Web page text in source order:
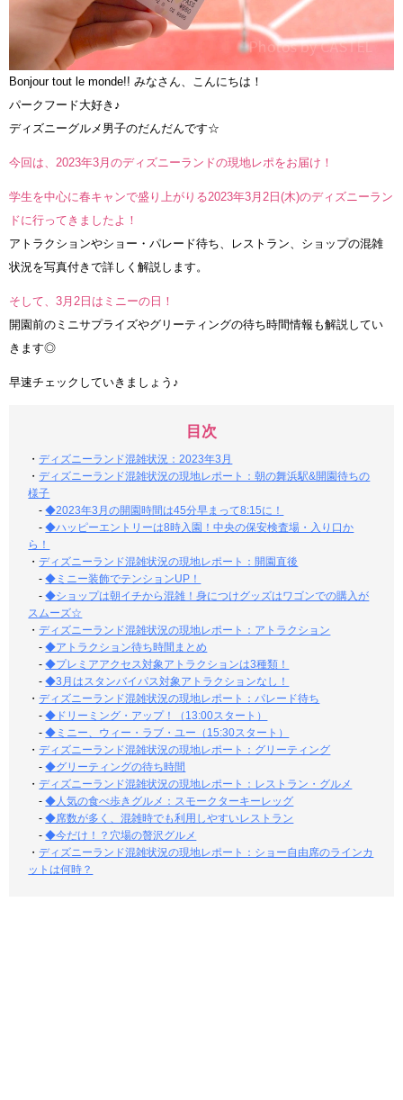
Bonjour tout le monde!! みなさん、こんにちは！
パークフード大好き♪
ディズニーグルメ男子のだんだんです☆
今回は、2023年3月のディズニーランドの現地レポをお届け！
学生を中心に春キャンで盛り上がりる2023年3月2日(木)のディズニーラン
ドに行ってきましたよ！
アトラクションやショー・パレード待ち、レストラン、ショップの混雑
状況を写真付きで詳しく解説します。
そして、3月2日はミニーの日！
開園前のミニサプライズやグリーティングの待ち時間情報も解説してい
きます◎
早速チェックしていきましょう♪
目次
・ディズニーランド混雑状況：2023年3月
・ディズニーランド混雑状況の現地レポート：朝の舞浜駅&開園待ちの
様子
-◆2023年3月の開園時間は45分早まって8:15に！
-◆ハッピーエントリーは8時入園！中央の保安検査場・入り口か
ら！
・ディズニーランド混雑状況の現地レポート：開園直後
-◆ミニー装飾でテンションUP！
-◆ショップは朝イチから混雑！身につけグッズはワゴンでの購入が
スムーズ☆
・ディズニーランド混雑状況の現地レポート：アトラクション
-◆アトラクション待ち時間まとめ
-◆プレミアアクセス対象アトラクションは3種類！
-◆3月はスタンバイパス対象アトラクションなし！
・ディズニーランド混雑状況の現地レポート：パレード待ち
-◆ドリーミング・アップ！（13:00スタート）
-◆ミニー、ウィー・ラブ・ユー（15:30スタート）
・ディズニーランド混雑状況の現地レポート：グリーティング
-◆グリーティングの待ち時間
・ディズニーランド混雑状況の現地レポート：レストラン・グルメ
-◆人気の食べ歩きグルメ：スモークターキーレッグ
-◆席数が多く、混雑時でも利用しやすいレストラン
-◆今だけ！？穴場の贅沢グルメ
・ディズニーランド混雑状況の現地レポート：ショー自由席のラインカ
ットは何時？